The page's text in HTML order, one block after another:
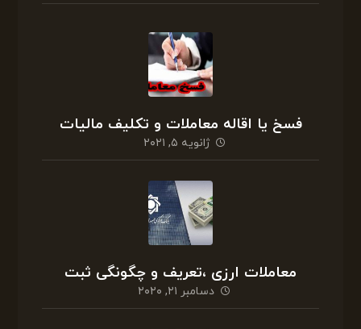
فسخ یا اقاله معاملات و تکلیف مالیات
ژانویه ۵, ۲۰۲۱
معاملات ارزی ،تعریف و چگونگی ثبت
دسامبر ۲۱, ۲۰۲۰